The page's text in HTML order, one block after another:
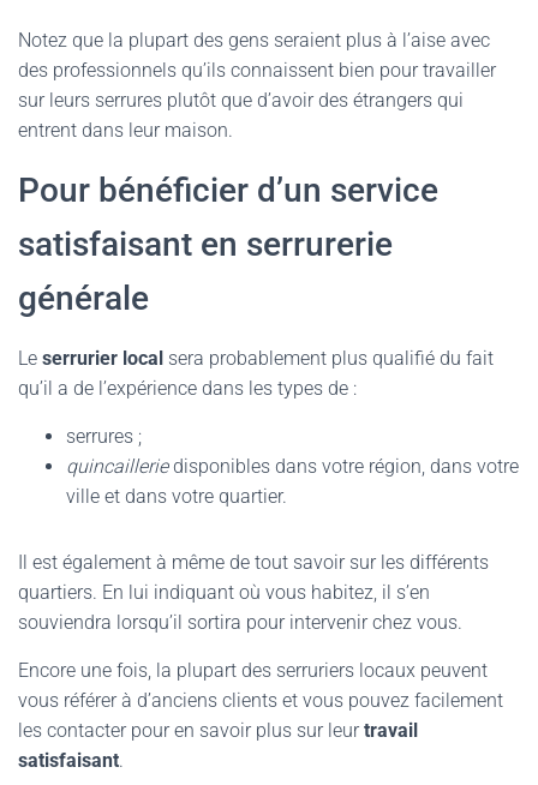
Notez que la plupart des gens seraient plus à l’aise avec
des professionnels qu’ils connaissent bien pour travailler
sur leurs serrures plutôt que d’avoir des étrangers qui
entrent dans leur maison.
Pour bénéficier d’un service
satisfaisant en serrurerie
générale
Le serrurier local sera probablement plus qualifié du fait
qu’il a de l’expérience dans les types de :
serrures ;
quincailleriedisponibles dans votre région, dans votre
ville et dans votre quartier.
Il est également à même de tout savoir sur les différents
quartiers. En lui indiquant où vous habitez, il s’en
souviendra lorsqu’il sortira pour intervenir chez vous.
Encore une fois, la plupart des serruriers locaux peuvent
vous référer à d’anciens clients et vous pouvez facilement
les contacter pour en savoir plus sur leurtravail
satisfaisant.